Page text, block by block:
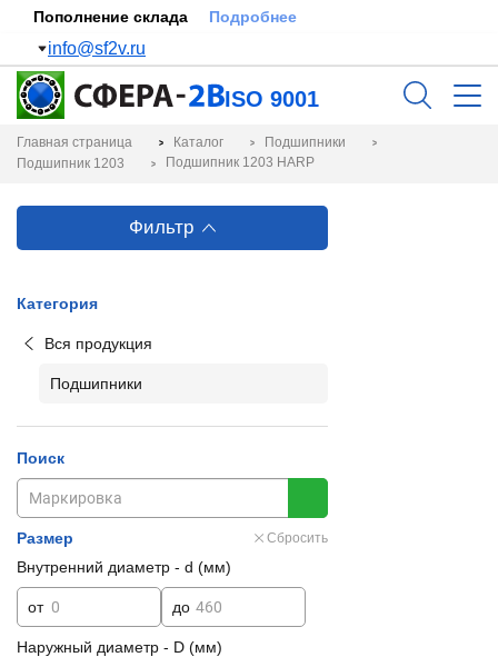
Пополнение склада Подробнее
info@sf2v.ru
ISO 9001
Главная страница Каталог
Подшипники
Подшипник 1203
Подшипник 1203 HARP
Фильтр
Категория
Вся продукция
Подшипники
Поиск
Размер Сбросить
Внутренний диаметр - d (мм)
от до
Наружный диаметр - D (мм)